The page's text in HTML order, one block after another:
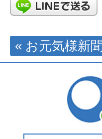
« お元気様新